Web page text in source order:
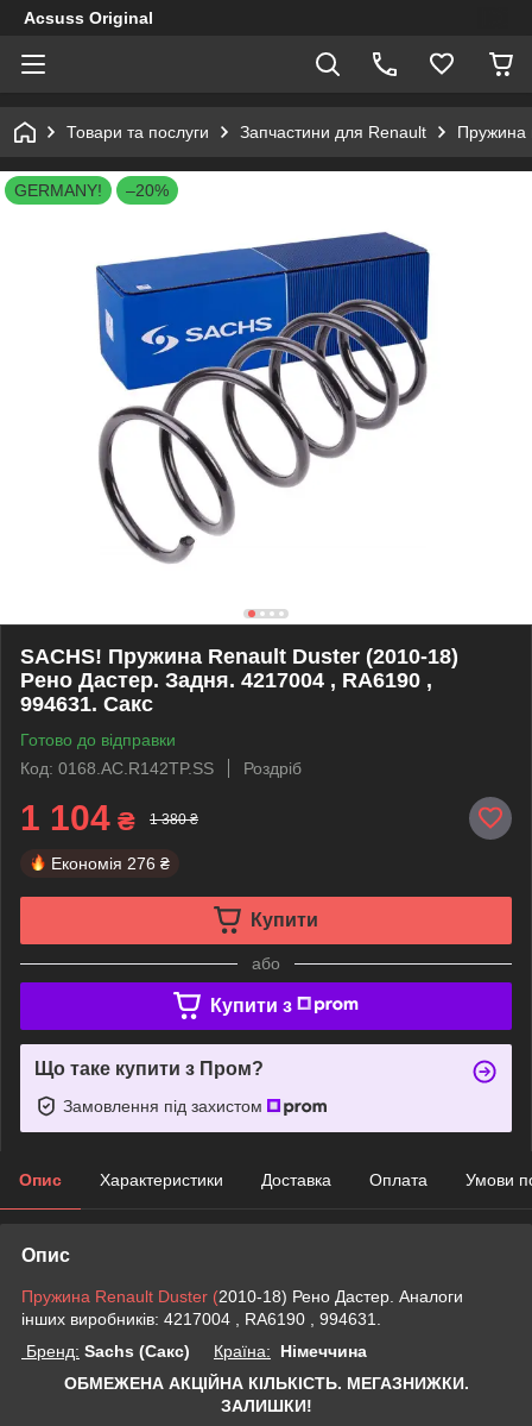
Acsuss Original
Товари та послуги Запчастини для Renault Пружина
GERMANY! –20%
SACHS! Пружина Renault Duster (2010-18)
Рено Дастер. Задня. 4217004 , RA6190 ,
994631. Сакс
Готово до відправки
Код: 0168.AC.R142TP.SS
Роздріб
1 104 ₴ 1 380 ₴
Економія 276 ₴
Купити
або
Купити з
Що таке купити з Пром?
Замовлення під захистом
Опис Характеристики Доставка Оплата Умови
Опис
Пружина Renault Duster (2010-18) Рено Дастер. Аналоги
інших виробників: 4217004 , RA6190 , 994631.
Бренд: Sachs (Сакс) Країна: Німеччина
ОБМЕЖЕНА АКЦІЙНА КІЛЬКІСТЬ. МЕГАЗНИЖКИ.
ЗАЛИШКИ!